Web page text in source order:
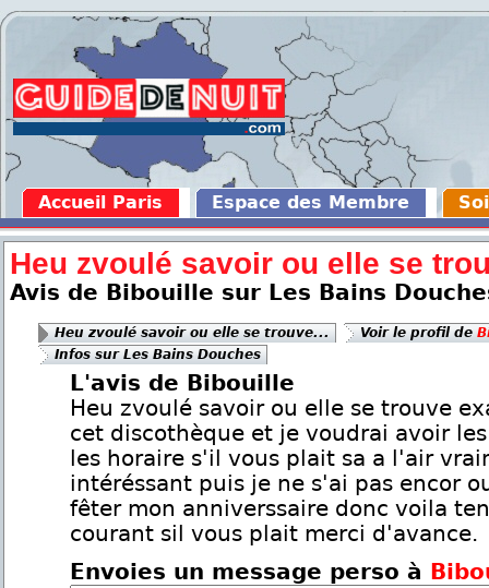
Accueil Paris Espace des Membre
Heu zvoulé savoir ou elle se
Avis de Bibouille sur Les Bains
Heu zvoulé savoir ou elle se trouve... Voir le profil de
Infos sur Les Bains Douches
L'avis de Bibouille
Heu zvoulé savoir ou elle se trouve
cet discothèque et je voudrai avoir
les horaire s'il vous plait sa a l'air
intéréssant puis je ne s'ai pas encor
fêter mon anniverssaire donc voila
courant sil vous plait merci d'avance.
Envoies un message perso à